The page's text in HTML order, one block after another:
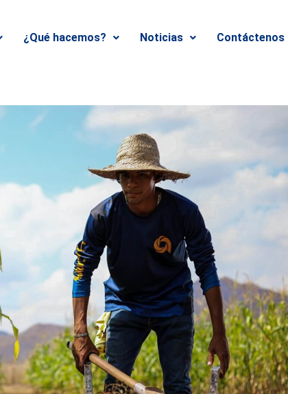
¿Qué hacemos? Noticias Contáctenos